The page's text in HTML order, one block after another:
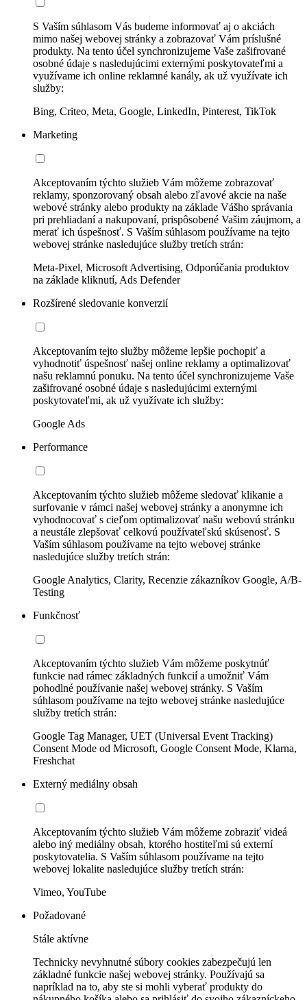
S Vaším súhlasom Vás budeme informovať aj o akciách
mimo našej webovej stránky a zobrazovať Vám príslušné
produkty. Na tento účel synchronizujeme Vaše zašifrované
osobné údaje s nasledujúcimi externými poskytovateľmi a
využívame ich online reklamné kanály, ak už využívate ich
služby:
Bing, Criteo, Meta, Google, LinkedIn, Pinterest, TikTok
Marketing
Akceptovaním týchto služieb Vám môžeme zobrazovať
reklamy, sponzorovaný obsah alebo zľavové akcie na naše
webové stránky alebo produkty na základe Vášho správania
pri prehliadaní a nakupovaní, prispôsobené Vašim záujmom, a
merať ich úspešnosť. S Vaším súhlasom používame na tejto
webovej stránke nasledujúce služby tretích strán:
Meta-Pixel, Microsoft Advertising, Odporúčania produktov
na základe kliknutí, Ads Defender
Rozšírené sledovanie konverzií
Akceptovaním tejto služby môžeme lepšie pochopiť a
vyhodnotiť úspešnosť našej online reklamy a optimalizovať
našu reklamnú ponuku. Na tento účel synchronizujeme Vaše
zašifrované osobné údaje s nasledujúcimi externými
poskytovateľmi, ak už využívate ich služby:
Google Ads
Performance
Akceptovaním týchto služieb môžeme sledovať klikanie a
surfovanie v rámci našej webovej stránky a anonymne ich
vyhodnocovať s cieľom optimalizovať našu webovú stránku
a neustále zlepšovať celkovú používateľskú skúsenosť. S
Vaším súhlasom používame na tejto webovej stránke
nasledujúce služby tretích strán:
Google Analytics, Clarity, Recenzie zákazníkov Google, A/B-
Testing
Funkčnosť
Akceptovaním týchto služieb Vám môžeme poskytnúť
funkcie nad rámec základných funkcií a umožniť Vám
pohodlné používanie našej webovej stránky. S Vaším
súhlasom používame na tejto webovej stránke nasledujúce
služby tretích strán:
Google Tag Manager, UET (Universal Event Tracking)
Consent Mode od Microsoft, Google Consent Mode, Klarna,
Freshchat
Externý mediálny obsah
Akceptovaním týchto služieb Vám môžeme zobraziť videá
alebo iný mediálny obsah, ktorého hostiteľmi sú externí
poskytovatelia. S Vaším súhlasom používame na tejto
webovej lokalite nasledujúce služby tretích strán:
Vimeo, YouTube
Požadované
Stále aktívne
Technicky nevyhnutné súbory cookies zabezpečujú len
základné funkcie našej webovej stránky. Používajú sa
napríklad na to, aby ste si mohli vyberať produkty do